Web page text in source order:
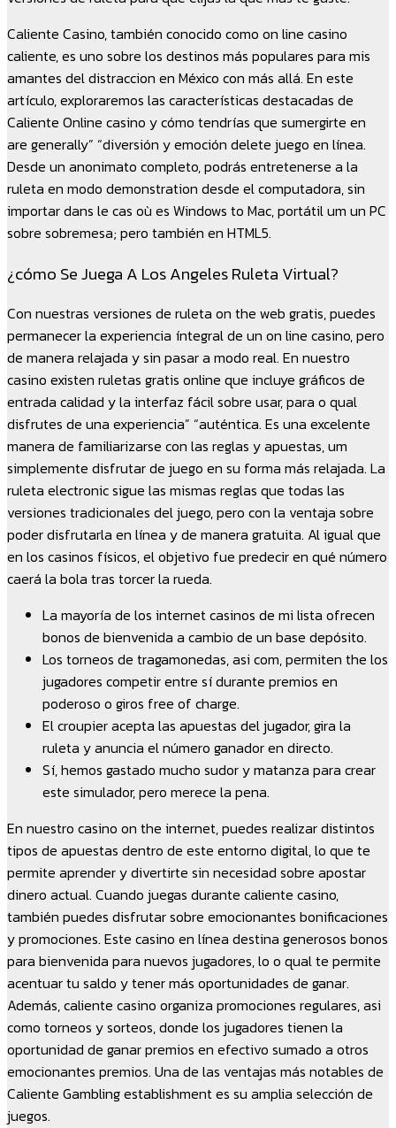
Caliente Casino, también conocido como on line casino
caliente, es uno sobre los destinos más populares para mis
amantes del distraccion en México con más allá. En este
artículo, exploraremos las características destacadas de
Caliente Online casino y cómo tendrías que sumergirte en
are generally” “diversión y emoción delete juego en línea.
Desde un anonimato completo, podrás entretenerse a la
ruleta en modo demonstration desde el computadora, sin
importar dans le cas où es Windows to Mac, portátil um un PC
sobre sobremesa; pero también en HTML5.
¿cómo Se Juega A Los Angeles Ruleta Virtual?
Con nuestras versiones de ruleta on the web gratis, puedes
permanecer la experiencia íntegral de un on line casino, pero
de manera relajada y sin pasar a modo real. En nuestro
casino existen ruletas gratis online que incluye gráficos de
entrada calidad y la interfaz fácil sobre usar, para o qual
disfrutes de una experiencia” “auténtica. Es una excelente
manera de familiarizarse con las reglas y apuestas, um
simplemente disfrutar de juego en su forma más relajada. La
ruleta electronic sigue las mismas reglas que todas las
versiones tradicionales del juego, pero con la ventaja sobre
poder disfrutarla en línea y de manera gratuita. Al igual que
en los casinos físicos, el objetivo fue predecir en qué número
caerá la bola tras torcer la rueda.
La mayoría de los internet casinos de mi lista ofrecen
bonos de bienvenida a cambio de un base depósito.
Los torneos de tragamonedas, asi com, permiten the los
jugadores competir entre sí durante premios en
poderoso o giros free of charge.
El croupier acepta las apuestas del jugador, gira la
ruleta y anuncia el número ganador en directo.
Sí, hemos gastado mucho sudor y matanza para crear
este simulador, pero merece la pena.
En nuestro casino on the internet, puedes realizar distintos
tipos de apuestas dentro de este entorno digital, lo que te
permite aprender y divertirte sin necesidad sobre apostar
dinero actual. Cuando juegas durante caliente casino,
también puedes disfrutar sobre emocionantes bonificaciones
y promociones. Este casino en línea destina generosos bonos
para bienvenida para nuevos jugadores, lo o qual te permite
acentuar tu saldo y tener más oportunidades de ganar.
Además, caliente casino organiza promociones regulares, asi
como torneos y sorteos, donde los jugadores tienen la
oportunidad de ganar premios en efectivo sumado a otros
emocionantes premios. Una de las ventajas más notables de
Caliente Gambling establishment es su amplia selección de
juegos.